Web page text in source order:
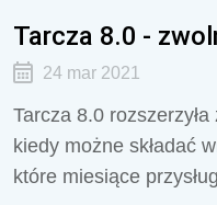
Tarcza 8.0 -
24 mar 2021
Tarcza 8.0
kiedy możne składać
które miesiące